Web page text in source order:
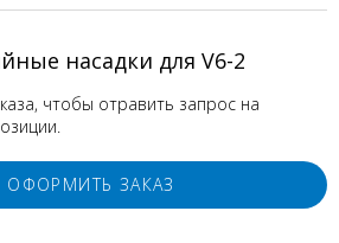
насадки для V6-2
чтобы отравить запрос на
ОФОРМИТЬ ЗАКАЗ